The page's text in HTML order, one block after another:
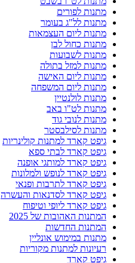
מתנות לפורים
מתנות לל"ג בעומר
מתנות ליום העצמאות
מתנות כחול לבן
מתנות לשבועות
מתנות למזל בתולה
מתנות ליום האישה
מתנות ליום המשפחה
מתנות לולנטיין
מתנות לט"ו באב
מתנות לנובי גוד
מתנות לסילבסטר
גיפט קארד למתנות קולינריות
גיפט קארד לבתי ספא
גיפט קארד למותגי אופנה
גיפט קארד לנופש ולמלונות
גיפט קארד לתרבות ופנאי
גיפט קארד לסדנאות והעשרה
גיפט קארד ליופי וטיפוח
המתנות האהובות של 2025
המתנות החדשות
מתנות במימוש אונליין
רעיונות למתנות מקוריות
גיפט קארד